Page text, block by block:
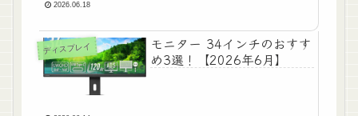
2026.06.18
ディスプレイ
モニター 34インチのおすす
め3選！【2026年6月】